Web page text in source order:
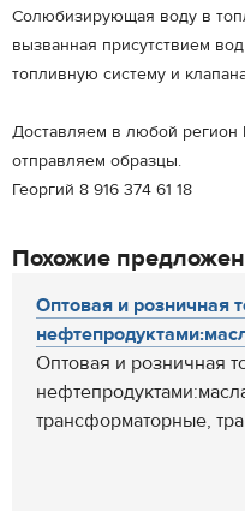
Солюбизирующая воду в
вызванная присутствием
топливную систему и
Доставляем в любой регион
отправляем образцы.
Георгий 8 916 374 61 18
Похожие
Оптовая и розничная
Оптовая и розничная
трансформаторные,